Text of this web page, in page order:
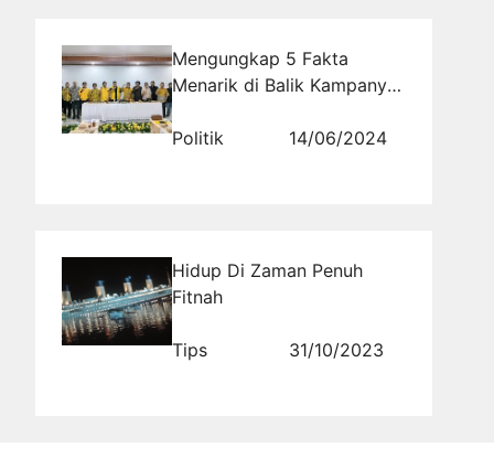
Mengungkap 5 Fakta
Menarik di Balik Kampanye
Anda Ketahui!
Politik 14/06/2024
Hidup Di Zaman Penuh
Fitnah
Tips 31/10/2023